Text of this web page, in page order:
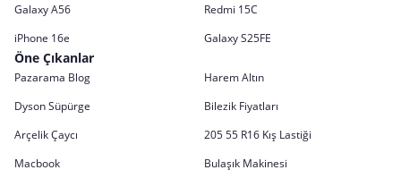
Galaxy A56
Redmi 15C
iPhone 16e
Galaxy S25FE
Öne Çıkanlar
Pazarama Blog
Harem Altın
Dyson Süpürge
Bilezik Fiyatları
Arçelik Çaycı
205 55 R16 Kış Lastiği
Macbook
Bulaşık Makinesi